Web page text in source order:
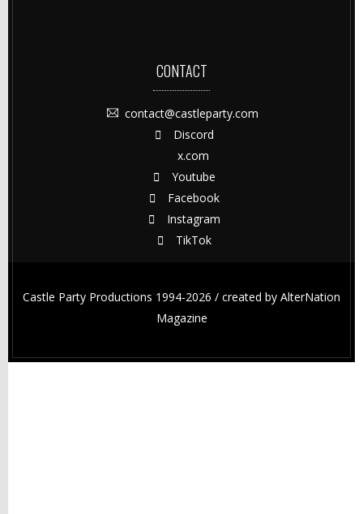
CONTACT
contact@castleparty.com
Discord
x.com
Youtube
Facebook
Instagram
TikTok
Castle Party Productions 1994-2026 / created by AlterNation
Magazine